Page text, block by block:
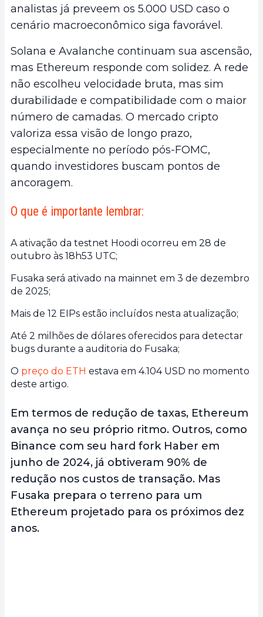
analistas já preveem os 5.000 USD caso o
cenário macroeconômico siga favorável.
Solana e Avalanche continuam sua ascensão,
mas Ethereum responde com solidez. A rede
não escolheu velocidade bruta, mas sim
durabilidade e compatibilidade com o maior
número de camadas. O mercado cripto
valoriza essa visão de longo prazo,
especialmente no período pós-FOMC,
quando investidores buscam pontos de
ancoragem.
O que é importante lembrar:
A ativação da testnet Hoodi ocorreu em 28 de
outubro às 18h53 UTC;
Fusaka será ativado na mainnet em 3 de dezembro
de 2025;
Mais de 12 EIPs estão incluídos nesta atualização;
Até 2 milhões de dólares oferecidos para detectar
bugs durante a auditoria do Fusaka;
O preço do ETH estava em 4.104 USD no momento
deste artigo.
Em termos de redução de taxas, Ethereum
avança no seu próprio ritmo. Outros, como
Binance com seu hard fork Haber em
junho de 2024, já obtiveram 90% de
redução nos custos de transação. Mas
Fusaka prepara o terreno para um
Ethereum projetado para os próximos dez
anos.